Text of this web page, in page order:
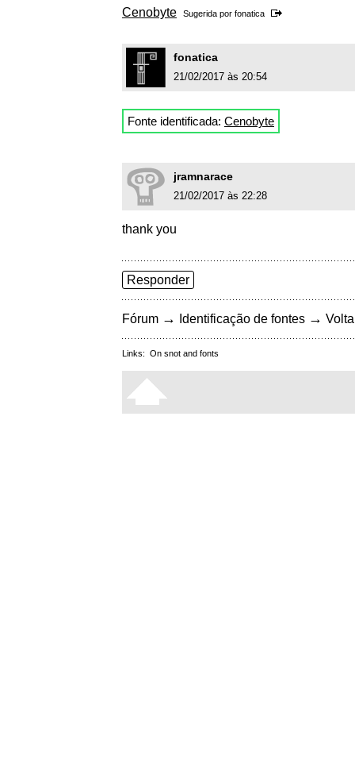
Cenobyte Sugerida por fonatica
fonatica
21/02/2017 às 20:54
Fonte identificada: Cenobyte
jramnarace
21/02/2017 às 22:28
thank you
Responder
Fórum → Identificação de fontes →
Links: On snot and fonts